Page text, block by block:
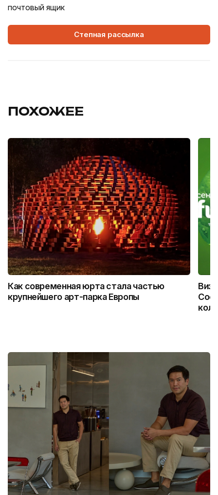
почтовый ящик
Степная рассылка
ПОХОЖЕЕ
Как современная юрта стала частью
крупнейшего арт-парка Европы